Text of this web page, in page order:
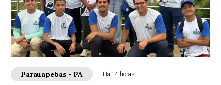
Parauapebas - PA Há 14 horas